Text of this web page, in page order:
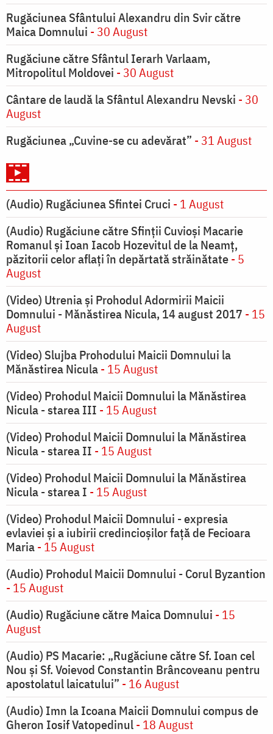
Rugăciunea Sfântului Alexandru din Svir către
Maica Domnului - 30 August
Rugăciune către Sfântul Ierarh Varlaam,
Mitropolitul Moldovei - 30 August
Cântare de laudă la Sfântul Alexandru Nevski - 30
August
Rugăciunea „Cuvine-se cu adevărat” - 31 August
(Audio) Rugăciunea Sfintei Cruci - 1 August
(Audio) Rugăciune către Sfinții Cuvioși Macarie
Romanul și Ioan Iacob Hozevitul de la Neamț,
păzitorii celor aflați în depărtată străinătate- 5
August
(Video) Utrenia și Prohodul Adormirii Maicii
Domnului - Mănăstirea Nicula, 14 august 2017 - 15
August
(Video) Slujba Prohodului Maicii Domnului la
Mănăstirea Nicula- 15 August
(Video) Prohodul Maicii Domnului la Mănăstirea
Nicula - starea III - 15 August
(Video) Prohodul Maicii Domnului la Mănăstirea
Nicula - starea II - 15 August
(Video) Prohodul Maicii Domnului la Mănăstirea
Nicula - starea I - 15 August
(Video) Prohodul Maicii Domnului - expresia
evlaviei și a iubirii credincioșilor față de Fecioara
Maria- 15 August
(Audio) Prohodul Maicii Domnului - Corul Byzantion
- 15 August
(Audio) Rugăciune către Maica Domnului - 15
August
(Audio) PS Macarie: „Rugăciune către Sf. Ioan cel
Nou și Sf. Voievod Constantin Brâncoveanu pentru
apostolatul laicatului” - 16 August
(Audio) Imn la Icoana Maicii Domnului compus de
Gheron Iosif Vatopedinul- 18 August